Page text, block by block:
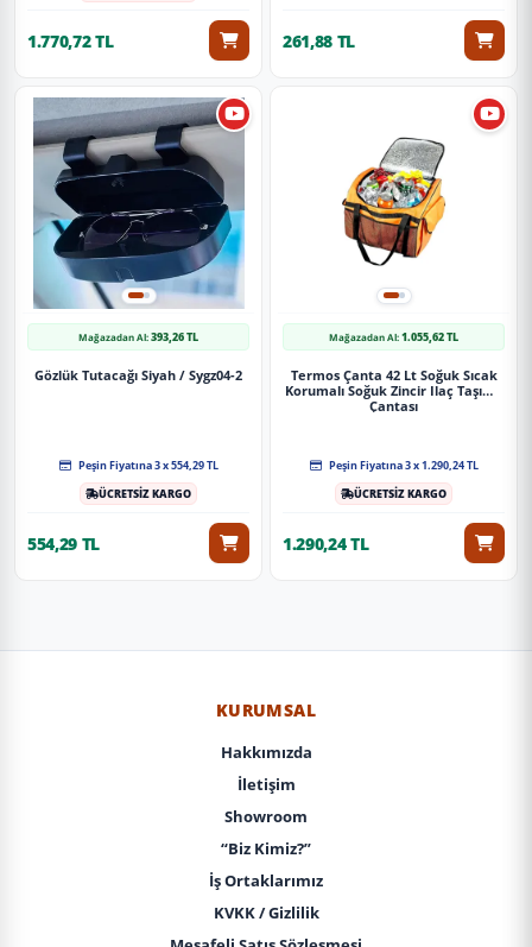
1.770,72 TL 261,88 TL
Mağazadan Al:393,26 TL
Gözlük Tutacağı Siyah / Sygz04-2
Peşin Fiyatına 3 x 554,29 TL
ÜCRETSİZ KARGO
554,29 TL
Mağazadan Al:1.055,62 TL
Termos Çanta 42 Lt Soğuk Sıcak
Korumalı Soğuk Zincir Ilaç Taşıma
Çantası
Peşin Fiyatına 3 x 1.290,24 TL
ÜCRETSİZ KARGO
1.290,24 TL
KURUMSAL
Hakkımızda
İletişim
Showroom
“Biz Kimiz?”
İş Ortaklarımız
KVKK / Gizlilik